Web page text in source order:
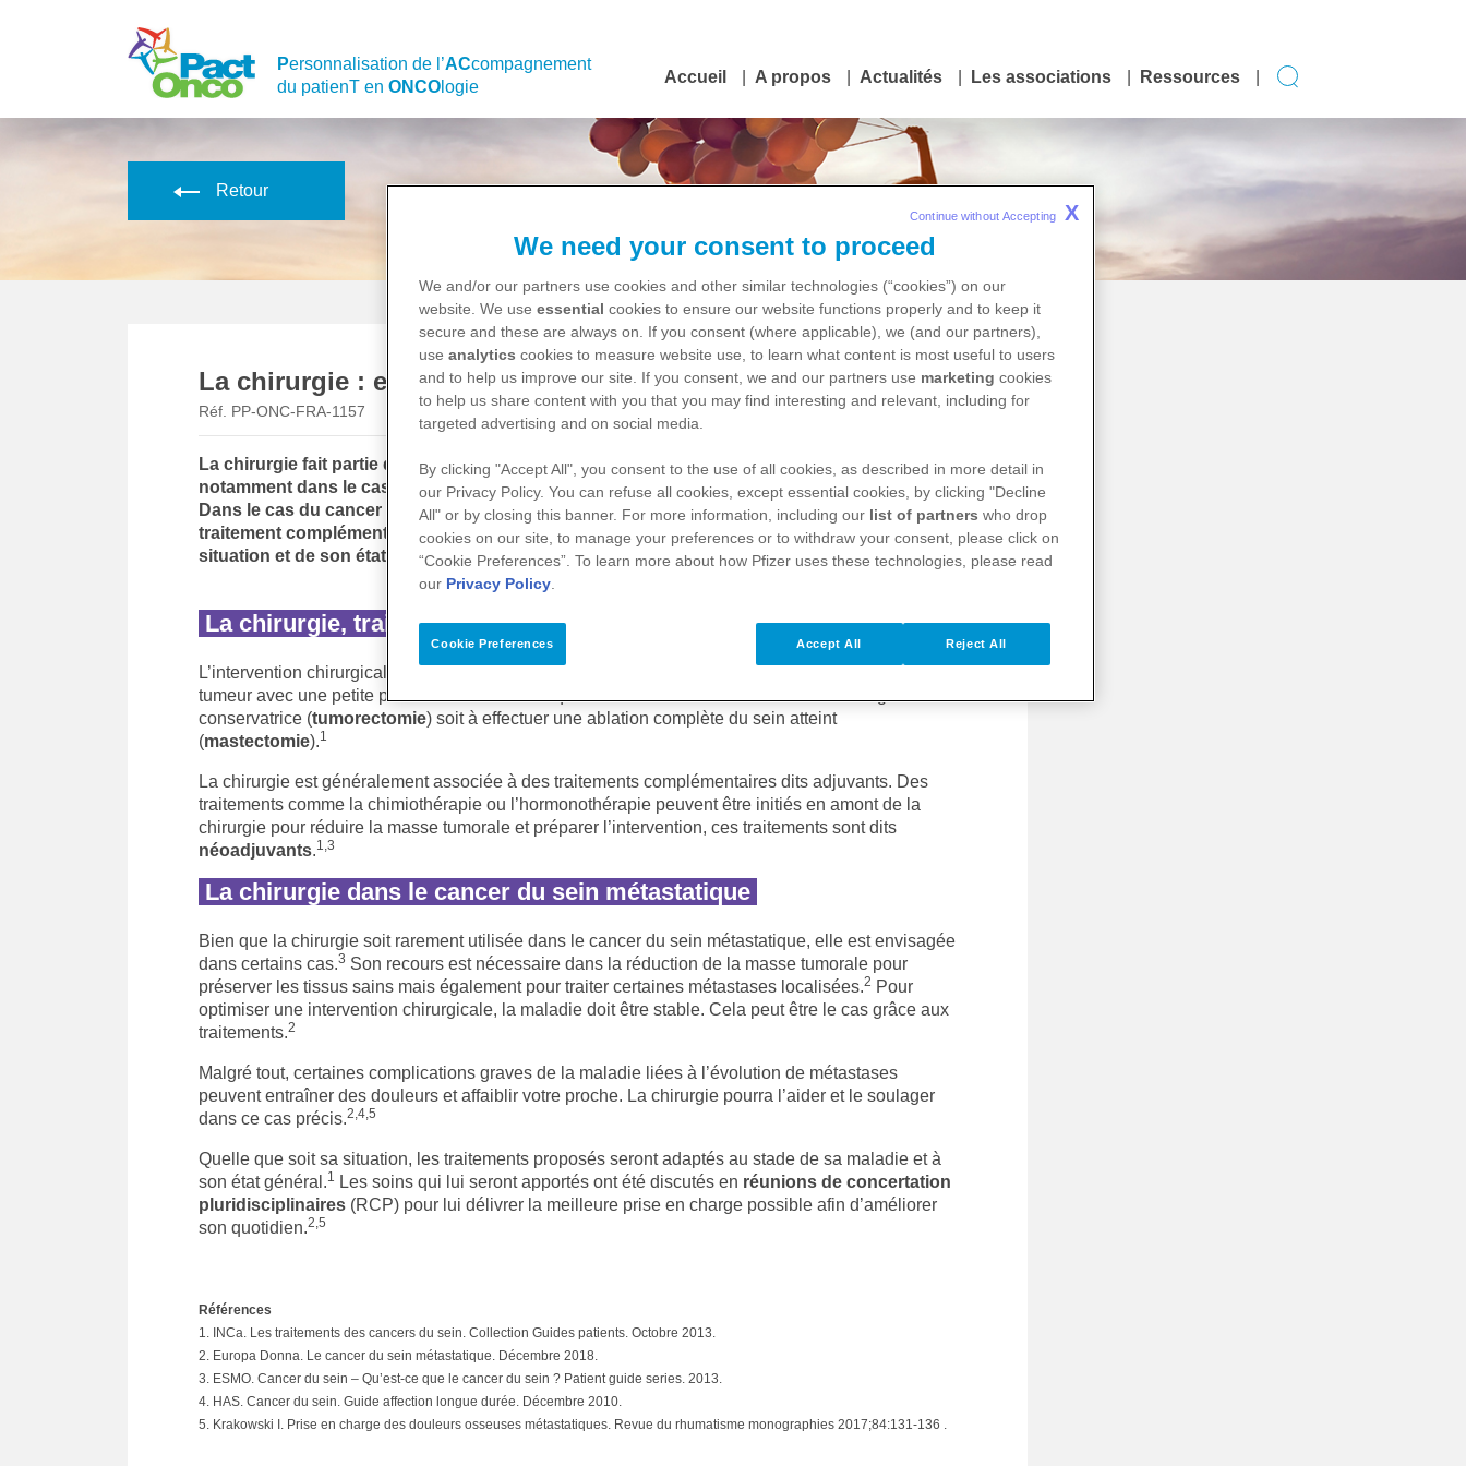
Personnalisation de l’ACcompagnement
du patienT en ONCO logie
Accueil A propos Actualités Les associations Ressources
Retour
La chirurgie : en quoi consiste-t-elle ?
Réf. PP-ONC-FRA-1157
La chirurgie fait partie des traitements du cancer du sein. Son efficacité est reconnue
notamment dans le cas des cancers localisés. 2
Dans le cas du cancer du sein métastatique, elle peut être proposée à votre proche avec un
traitement complémentaire, afin d’améliorer sa vie quotidienne. Ce choix dépendra de sa
situation et de son état.
La chirurgie, traitement locorégional du cancer du sein
L’intervention chirurgicale est considérée comme un traitement local.
tumeur avec une petite partie des tissus sains qui l’entourent et effectuer ainsi une chirurgie
conservatrice (tumorectomie) soit à effectuer une ablation complète du sein atteint
(mastectomie).1
La chirurgie est généralement associée à des traitements complémentaires dits adjuvants. Des
traitements comme la chimiothérapie ou l’hormonothérapie peuvent être initiés en amont de la
chirurgie pour réduire la masse tumorale et préparer l’intervention, ces traitements sont dits
néoadjuvants.1,3
La chirurgie dans le cancer du sein métastatique
Bien que la chirurgie soit rarement utilisée dans le cancer du sein métastatique, elle est envisagée
dans certains cas.3 Son recours est nécessaire dans la réduction de la masse tumorale pour
préserver les tissus sains mais également pour traiter certaines métastases localisées.2 Pour
optimiser une intervention chirurgicale, la maladie doit être stable. Cela peut être le cas grâce aux
traitements.2
Malgré tout, certaines complications graves de la maladie liées à l’évolution de métastases
peuvent entraîner des douleurs et affaiblir votre proche. La chirurgie pourra l’aider et le soulager
dans ce cas précis.2,4,5
Quelle que soit sa situation, les traitements proposés seront adaptés au stade de sa maladie et à
son état général.1 Les soins qui lui seront apportés ont été discutés en réunions de concertation
pluridisciplinaires (RCP) pour lui délivrer la meilleure prise en charge possible afin d’améliorer
son quotidien.2,5
Références
1. INCa. Les traitements des cancers du sein. Collection Guides patients. Octobre 2013.
2. Europa Donna. Le cancer du sein métastatique. Décembre 2018.
3. ESMO. Cancer du sein – Qu’est-ce que le cancer du sein ? Patient guide series. 2013.
4. HAS. Cancer du sein. Guide affection longue durée. Décembre 2010.
5. Krakowski I. Prise en charge des douleurs osseuses métastatiques. Revue du rhumatisme monographies 2017;84:131-136 .
We need your consent to proceed
We and/or our partners use cookies and other similar technologies (“cookies”) on our
website. We use essential cookies to ensure our website functions properly and to keep it
secure and these are always on. If you consent (where applicable), we (and our partners),
use analytics cookies to measure website use, to learn what content is most useful to users
and to help us improve our site. If you consent, we and our partners use marketing cookies
to help us share content with you that you may find interesting and relevant, including for
targeted advertising and on social media.
By clicking "Accept All", you consent to the use of all cookies, as described in more detail in
our Privacy Policy. You can refuse all cookies, except essential cookies, by clicking "Decline
All" or by closing this banner. For more information, including our list of partners who drop
cookies on our site, to manage your preferences or to withdraw your consent, please click on
“Cookie Preferences”. To learn more about how Pfizer uses these technologies, please read
our Privacy Policy
Cookie Preferences Reject All
Accept All
Continue without Accepting X